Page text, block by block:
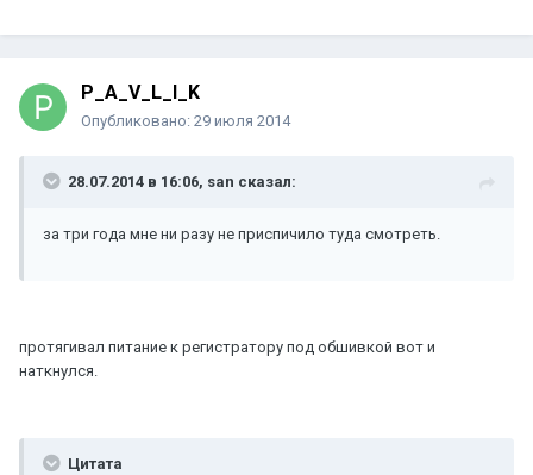
P_A_V_L_I_K
Опубликовано: 29 июля 2014
28.07.2014 в 16:06, san сказал:
за три года мне ни разу не приспичило туда смотреть.
протягивал питание к регистратору под обшивкой вот и
наткнулся.
Цитата